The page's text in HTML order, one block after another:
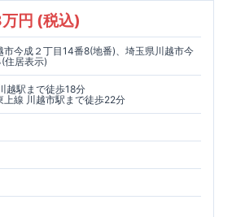
円 (税込)
市今成２丁目14番8(地番)、埼玉県川越市今
住居表示)
越駅まで徒歩18分
上線 川越市駅まで徒歩22分